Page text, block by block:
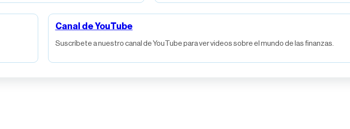
Canal de YouTube
Suscríbete a nuestro canal de YouTube para ver videos sobre el mundo de las finanzas.